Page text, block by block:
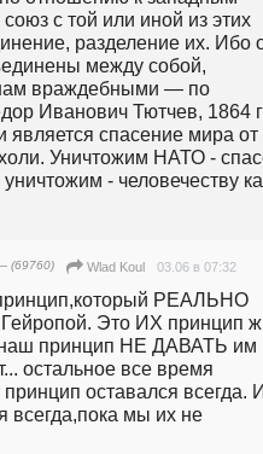
с той или иной из этих
разделение их. Ибо
между собой,
враждебными — по
Иванович Тютчев, 1864
является спасение мира от
Уничтожим НАТО -
- человечеству
(69760) Wlad Koul 03.06 в 07:32
РЕАЛЬНО
Гейропой. Это ИХ принцип
наш принцип НЕ ДАВАТЬ им
остальное все время
принцип оставался всегда.
всегда,пока мы их не